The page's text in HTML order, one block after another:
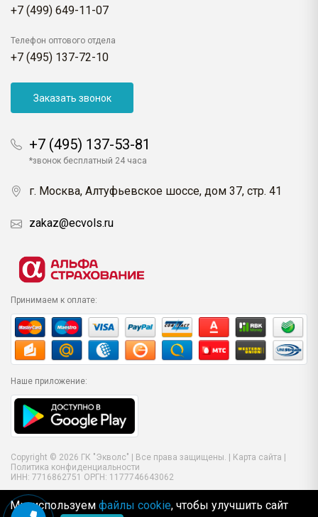
+7 (499) 649-11-07
Телефон оптового отдела
+7 (495) 137-72-10
Заказать звонок
+7 (495) 137-53-81
*звонок бесплатный 24 часа
г. Москва, Алтуфьевское шоссе, дом 37, стр. 41
zakaz@ecvols.ru
Принимаем к оплате:
Наше приложение:
Copyright © 2026 ГК "Экволс" | Все права защищены. | Карта сайта
Политика конфиденциальности
ИНН: 7716862751 ОРГН: 1177746643062
Мы используем файлы cookie, чтобы улучшить сайт